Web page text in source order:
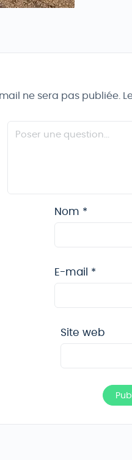
ne sera pas publiée.
Nom *
E-mail *
Site web